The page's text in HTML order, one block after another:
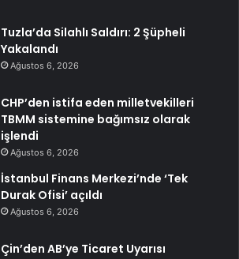
Tuzla’da Silahlı Saldırı: 2 Şüpheli
Yakalandı
Ağustos 6, 2026
CHP’den istifa eden milletvekilleri
TBMM sistemine bağımsız olarak
işlendi
Ağustos 6, 2026
İstanbul Finans Merkezi’nde ‘Tek
Durak Ofisi’ açıldı
Ağustos 6, 2026
Çin’den AB’ye Ticaret Uyarısı